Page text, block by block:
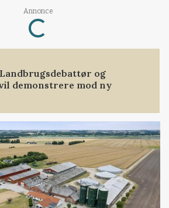
Annonce
Loading...
og
demonstrere mod ny